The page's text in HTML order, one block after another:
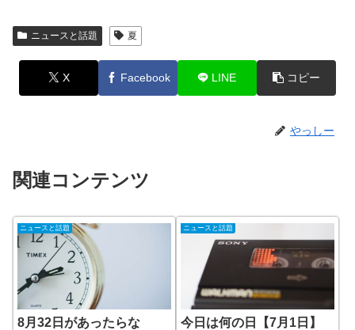
ニュースと話題 夏
X Facebook LINE コピー
やっしー
関連コンテンツ
ニュースと話題
8月32日があったらな
ニュースと話題
今日は何の日【7月1日】